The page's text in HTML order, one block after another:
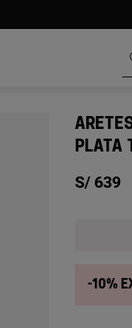
PLATA
S/ 639
-10%